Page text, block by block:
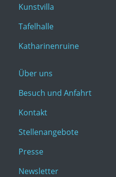
Kunstvilla
Tafelhalle
Katharinenruine
Über uns
Besuch und Anfahrt
Kontakt
Stellenangebote
Presse
Newsletter